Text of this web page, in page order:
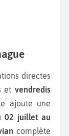
directes
etvendredis
ajoute une
02 juillet au
complète